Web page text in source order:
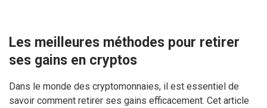
Les meilleures méthodes pour retirer
ses gains en cryptos
Dans le monde des cryptomonnaies, il est essentiel de
savoir comment retirer ses gains efficacement. Cet article